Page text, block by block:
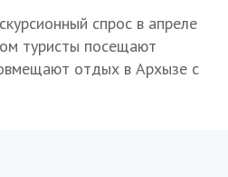
спрос в апреле
туристы посещают
отдых в Архызе с